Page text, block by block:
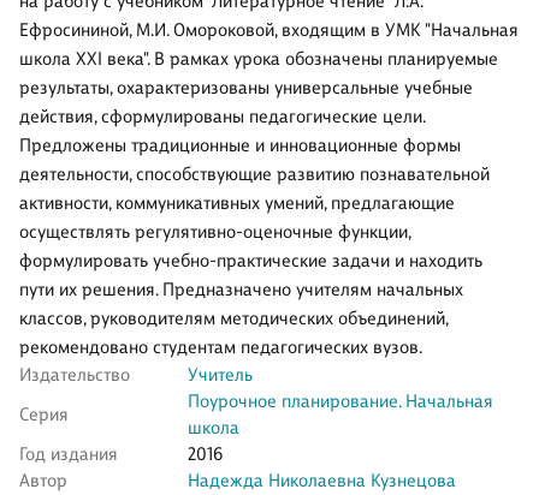
Ефросининой, М.И. Омороковой, входящим в УМК "Начальная
школа XXI века". В рамках урока обозначены планируемые
результаты, охарактеризованы универсальные учебные
действия, сформулированы педагогические цели.
Предложены традиционные и инновационные формы
деятельности, способствующие развитию познавательной
активности, коммуникативных умений, предлагающие
осуществлять регулятивно-оценочные функции,
формулировать учебно-практические задачи и находить
пути их решения. Предназначено учителям начальных
классов, руководителям методических объединений,
рекомендовано студентам педагогических вузов.
Издательство
Учитель
Серия
Поурочное планирование. Начальная
школа
Год издания
2016
Автор
Надежда Николаевна Кузнецова